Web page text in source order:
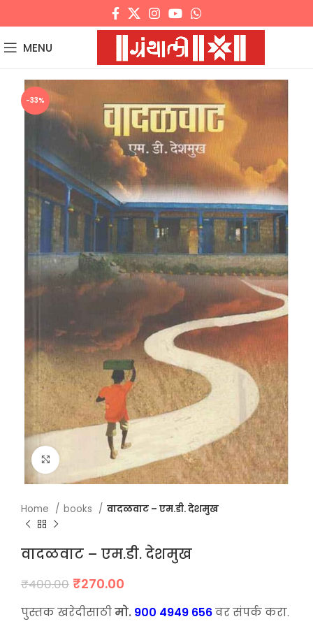
MENU
-33%
Click to enlarge
Home books वादळवाट – एम.डी. देशमुख
वादळवाट – एम.डी. देशमुख
₹400.00 Original
was:
₹270.00
is:
पुस्तक खरेदीसाठीमो. 900 4949 656वर संपर्क करा.